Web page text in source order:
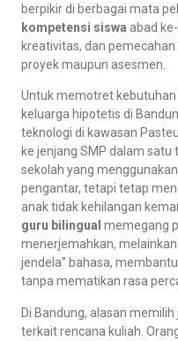
berpikir di berbagai mata
kompetensi siswa abad
kreativitas, dan
proyek maupun asesmen.
Untuk memotret
keluarga hipotetis di
teknologi di kawasan
ke jenjang SMP dalam
sekolah yang
pengantar, tetapi tetap
anak tidak kehilangan
guru bilingual memegang
menerjemahkan,
jendela” bahasa,
tanpa mematikan rasa
Di Bandung, alasan
terkait rencana kuliah.